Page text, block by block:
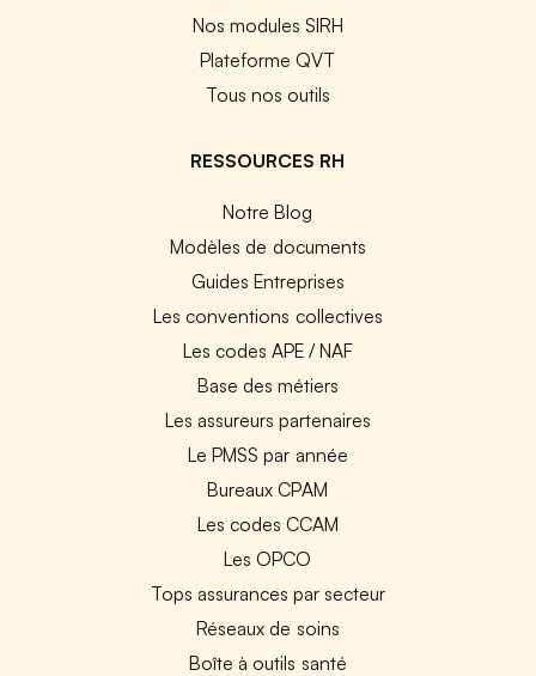
Nos modules SIRH
Plateforme QVT
Tous nos outils
RESSOURCES RH
Notre Blog
Modèles de documents
Guides Entreprises
Les conventions collectives
Les codes APE / NAF
Base des métiers
Les assureurs partenaires
Le PMSS par année
Bureaux CPAM
Les codes CCAM
Les OPCO
Tops assurances par secteur
Réseaux de soins
Boîte à outils santé